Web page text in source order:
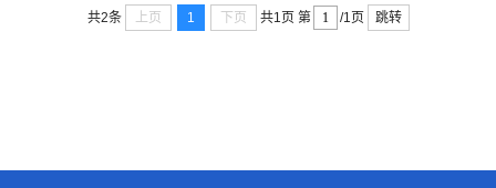
共2条 上页 1 下页 共1页 第 /1页 跳转